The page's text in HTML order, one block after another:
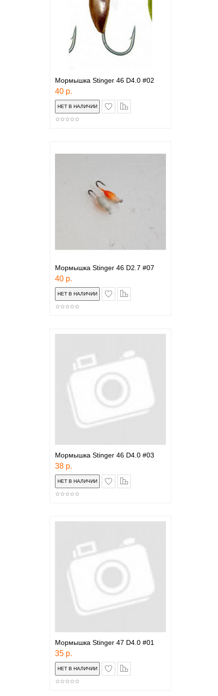
Мормышка Stinger 46 D4.0 #02
40 р.
в закладки
Мормышка Stinger 46 D2.7 #07
40 р.
в закладки
Мормышка Stinger 46 D4.0 #03
38 р.
в закладки
Мормышка Stinger 47 D4.0 #01
35 р.
в закладки